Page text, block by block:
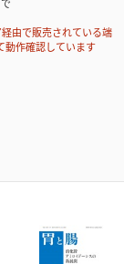
由で販売されている端
動作確認しています